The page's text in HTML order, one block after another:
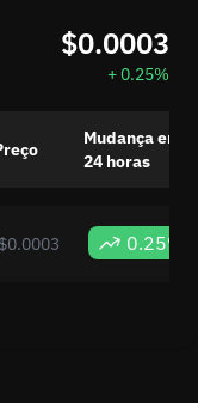
$0.0003
+ 0.25%
Mudança em
24 horas
$0.0003 0.25%